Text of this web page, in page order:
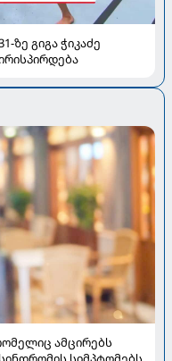
ზე გიგა ჭიკაძე
ამცირებს